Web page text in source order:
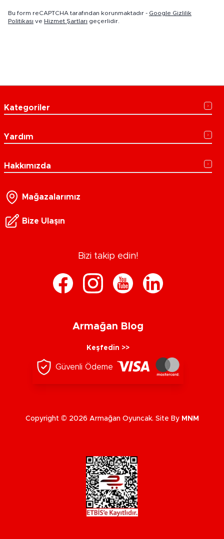
Bu form reCAPTCHA tarafından korunmaktadır - Google Gizlilik
Politikası ve Hizmet Şartları geçerlidir.
Kategoriler
Yardım
Hakkımızda
Mağazalarımız
Bize Ulaşın
Bizi takip edin!
Armağan Blog
Keşfedin >>
Güvenli Ödeme
Copyright © 2026 Armağan Oyuncak. Site By MNM